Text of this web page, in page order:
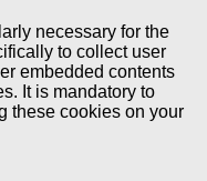
necessary for the
to collect user
embedded contents
It is mandatory to
these cookies on your